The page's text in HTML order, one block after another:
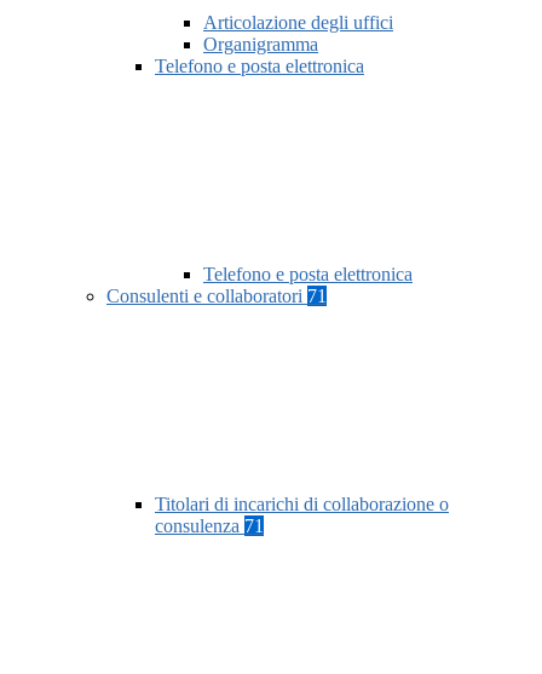
Articolazione degli uffici
Organigramma
Telefono e posta elettronica
Telefono e posta elettronica
Consulenti e collaboratori 71
Titolari di incarichi di collaborazione o
consulenza 71